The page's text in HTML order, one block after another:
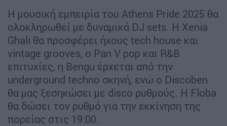
Η μουσική εμπειρία του Athens Pride 2025 θα
ολοκληρωθεί με δυναμικά DJ sets. Η Xenia
Ghali θα προσφέρει ήχους tech house και
vintage grooves, ο Pan V pop και R&B
επιτυχίες, η Bengu έρχεται από την
underground techno σκηνή, ενώ ο Discoben
θα μας ξεσηκώσει με disco ρυθμούς. Η Floba
θα δώσει τον ρυθμό για την εκκίνηση της
πορείας στις 19:00.